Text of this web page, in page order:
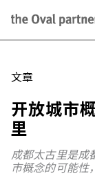
文章
开放城市
里
成都太古里是成
市概念的可能性